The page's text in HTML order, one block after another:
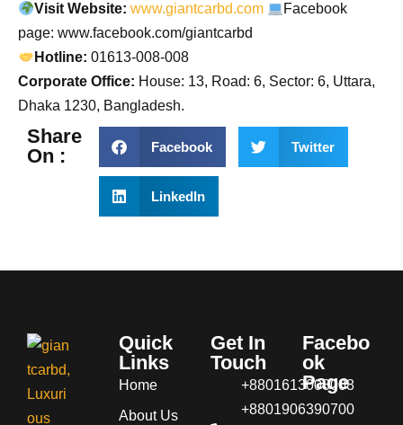
Visit Website: www.giantcarbd.com
Facebook
page: www.facebook.com/giantcarbd
Hotline: 01613-008-008
Corporate Office: House: 13, Road: 6, Sector: 6, Uttara,
Dhaka 1230, Bangladesh.
Share
On :
Facebook Twitter
LinkedIn
Quick
Links
Home
About Us
Get In
Touch
+8801613008008
+8801906390700
Facebo
ok
Page